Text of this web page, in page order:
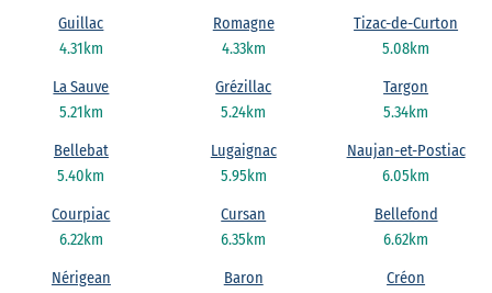
4.31km
Guillac
4.33km
Romagne
5.08km
Tizac-de-Curton
5.21km
La Sauve
5.24km
Grézillac
5.34km
Targon
5.40km
Bellebat
5.95km
Lugaignac
6.05km
Naujan-et-Postiac
6.22km
Courpiac
6.35km
Cursan
6.62km
Bellefond
Nérigean
Baron
Créon